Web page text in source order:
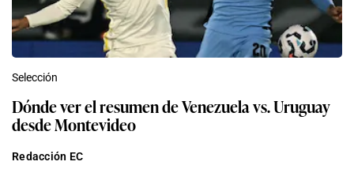
Selección
Dónde ver el resumen de Venezuela vs. Uruguay
desde Montevideo
Redacción EC